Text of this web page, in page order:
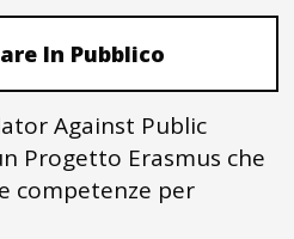
In Pubblico
Against Public
Progetto Erasmus che
competenze per